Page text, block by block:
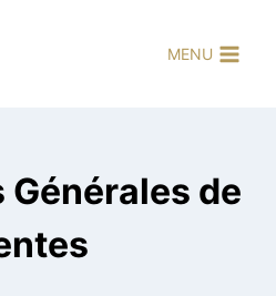
MENU
de